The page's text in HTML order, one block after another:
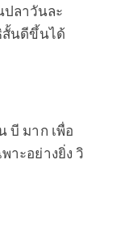
ลาวันละ
สั้นดีขึ้นได้
บี มาก เพื่อ
าะอย่างยิ่ง วิ